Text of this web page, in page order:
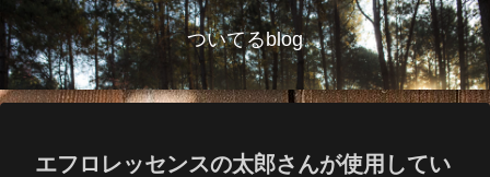
ついてるblog
エフロレッセンスの太郎さんが使用してい